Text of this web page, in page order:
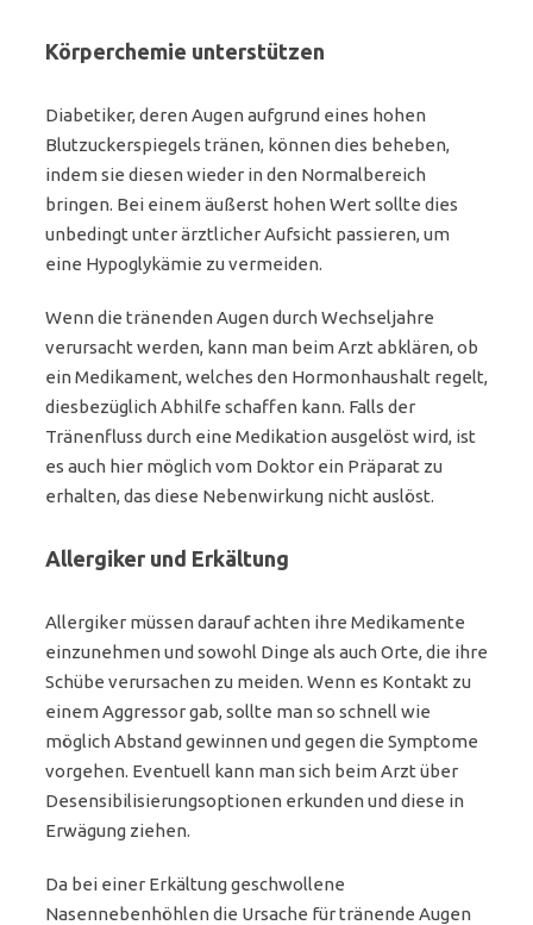
Körperchemie unterstützen
Diabetiker, deren Augen aufgrund eines hohen
Blutzuckerspiegels tränen, können dies beheben,
indem sie diesen wieder in den Normalbereich
bringen. Bei einem äußerst hohen Wert sollte dies
unbedingt unter ärztlicher Aufsicht passieren, um
eine Hypoglykämie zu vermeiden.
Wenn die tränenden Augen durch Wechseljahre
verursacht werden, kann man beim Arzt abklären, ob
ein Medikament, welches den Hormonhaushalt regelt,
diesbezüglich Abhilfe schaffen kann. Falls der
Tränenfluss durch eine Medikation ausgelöst wird, ist
es auch hier möglich vom Doktor ein Präparat zu
erhalten, das diese Nebenwirkung nicht auslöst.
Allergiker und Erkältung
Allergiker müssen darauf achten ihre Medikamente
einzunehmen und sowohl Dinge als auch Orte, die ihre
Schübe verursachen zu meiden. Wenn es Kontakt zu
einem Aggressor gab, sollte man so schnell wie
möglich Abstand gewinnen und gegen die Symptome
vorgehen. Eventuell kann man sich beim Arzt über
Desensibilisierungsoptionen erkunden und diese in
Erwägung ziehen.
Da bei einer Erkältung geschwollene
Nasennebenhöhlen die Ursache für tränende Augen